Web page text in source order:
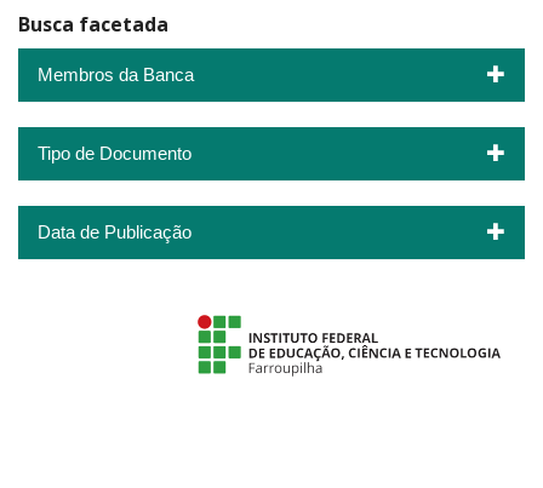
Busca facetada
Membros da Banca
Tipo de Documento
Data de Publicação